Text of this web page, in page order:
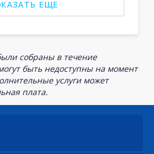
ЕЩЕ
собраны в течение
быть недоступны на момент
услуги может
плата.